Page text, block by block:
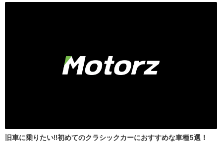
旧車に乗りたい!!初めてのクラシックカーにおすすめな車種5選！